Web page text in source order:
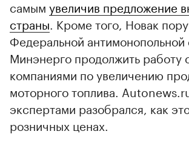
самым увеличив предложение
страны . Кроме того, Новак
Федеральной
Минэнерго продолжить работу
компаниями по увеличению
моторного топлива.
экспертами разобрался, как
розничных ценах.